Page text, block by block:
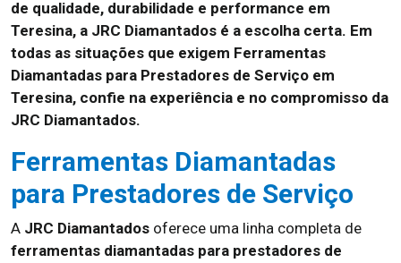
de qualidade, durabilidade e performance em
Teresina, a JRC Diamantados é a escolha certa. Em
todas as situações que exigem Ferramentas
Diamantadas para Prestadores de Serviço em
Teresina, confie na experiência e no compromisso da
JRC Diamantados.
Ferramentas Diamantadas
para Prestadores de Serviço
A JRC Diamantados oferece uma linha completa de
ferramentas diamantadas para prestadores de